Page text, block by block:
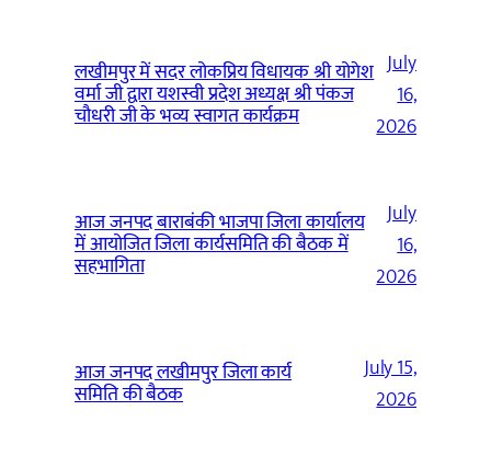
लखीमपुर में सदर लोकप्रिय विधायक श्री योगेश
वर्मा जी द्वारा यशस्वी प्रदेश अध्यक्ष श्री पंकज
चौधरी जी के भव्य स्वागत कार्यक्रम
July
16,
2026
आज जनपद बाराबंकी भाजपा जिला कार्यालय
में आयोजित जिला कार्यसमिति की बैठक में
सहभागिता
July
16,
2026
आज जनपद लखीमपुर जिला कार्य
समिति की बैठक
July 15,
2026